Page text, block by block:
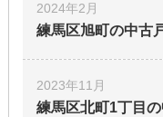
2024年2月
練馬区旭町の中古
2023年11月
練馬区北町1丁目